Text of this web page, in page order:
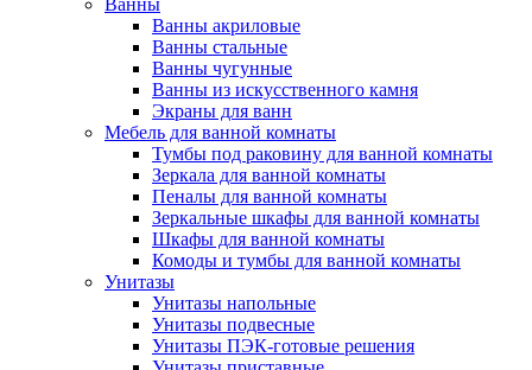
Ванны
Ванны акриловые
Ванны стальные
Ванны чугунные
Ванны из искусственного камня
Экраны для ванн
Мебель для ванной комнаты
Тумбы под раковину для ванной комнаты
Зеркала для ванной комнаты
Пеналы для ванной комнаты
Зеркальные шкафы для ванной комнаты
Шкафы для ванной комнаты
Комоды и тумбы для ванной комнаты
Унитазы
Унитазы напольные
Унитазы подвесные
Унитазы ПЭК-готовые решения